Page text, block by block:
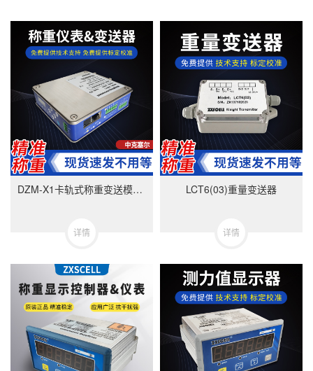
DZM-X1卡轨式称重变送模块-美国中克塞尔品牌
详情
LCT6(03)重量变送器
详情